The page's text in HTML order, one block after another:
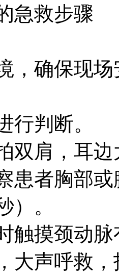
急救步骤
，确保现场
行判断。
双肩，耳边
患者胸部或
）。
触摸颈动脉
大声呼救